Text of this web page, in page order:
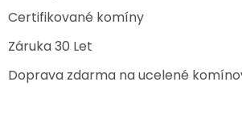
Certifikované komíny
Záruka 30 Let
Doprava zdarma na ucelené